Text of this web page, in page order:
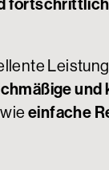
und
einfache